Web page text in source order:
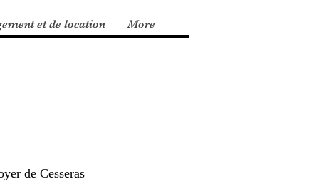
et de location More
de Cesseras